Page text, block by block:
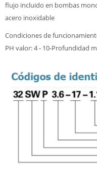
flujo incluido en bombas
acero inoxidable
Condiciones de
PH valor: 4 - 10-Profundidad